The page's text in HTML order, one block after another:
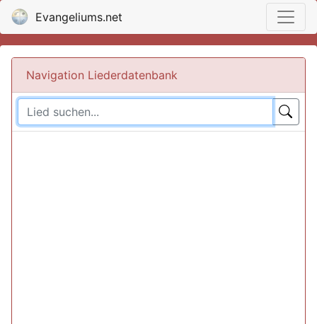
Evangeliums.net
Navigation Liederdatenbank